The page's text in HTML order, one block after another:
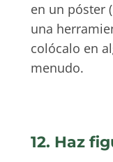
en un póster
una
colócalo en
menudo.
12. Haz